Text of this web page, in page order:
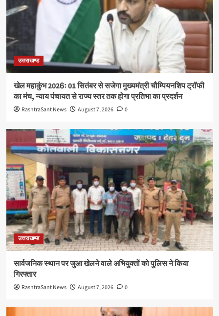
उत्तराखण्ड
खेल महाकुंभ 2026ः 01 सितंबर से सजेगा मुख्यमंत्री चौम्पियनशिप ट्रॉफी
का मंच, न्याय पंचायत से राज्य स्तर तक होगा प्रतिभा का प्रदर्शन
RashtraSant News August 7, 2026 0
उत्तराखण्ड
सार्वजनिक स्थान पर जुआ खेलने वाले अभियुक्तों को पुलिस ने किया
गिरफ्तार
RashtraSant News August 7, 2026 0